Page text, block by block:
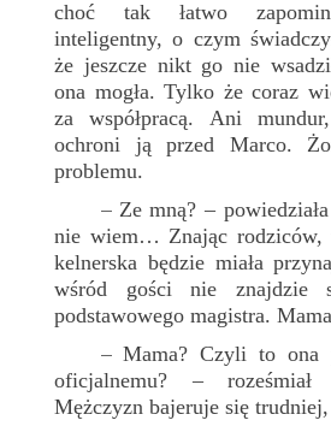
choć tak łatwo
inteligentny, o czym
że jeszcze nikt go nie
ona mogła. Tylko że coraz
za współpracą. Ani
ochroni ją przed Marco.
problemu.
– Ze mną? –
nie wiem… Znając rodziców,
kelnerska będzie miała
wśród gości nie znajdzie
podstawowego magistra.
– Mama? Czyli to ona
oficjalnemu? –
Mężczyzn bajeruje się